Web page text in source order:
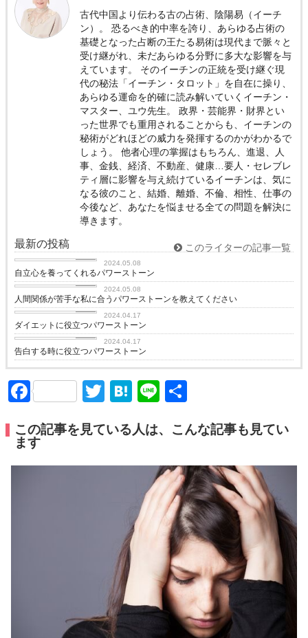
古代中国より伝わる古の占術、陰陽易（イーチ
ン）。 恐るべき的中率を誇り、あらゆる占術の
基礎となった占断の王たる易術は現代まで脈々と
受け継がれ、未だあらゆる分野に多大な影響を与
えています。 そのイーチンの正統を受け継ぐ現
代の秘法「イーチン・タロット」を自在に操り、
あらゆる運命を的確に読み解いていくイーチン・
マスター、ユウ先生。 政界・芸能界・財界とい
った世界でも重用されることからも、イーチンの
秘術がどれほどの威力を発揮するのかがわかるで
しょう。 他者心理の掌握はもちろん、進退、人
事、金銭、経済、不動産、健康…要人・セレブレ
ティ層に影響を与え続けているイーチンは、気に
なる彼のこと、結婚、離婚、不倫、相性、仕事の
今後など、あなたを悩ませる全ての問題を解決に
導きます。
最新の投稿 このライターの記事一覧
2024.05.08
自立心を養ってくれるパワーストーン
love
2024.05.08
人間関係が苦手な私に合うパワーストーンを教えてください
love
2024.04.17
ダイエットに役立つパワーストーン
love
2024.04.17
告白する時に役立つパワーストーン
FacebookTwitter
Hatena
Line
この記事を見ている人は、こんな記事も見てい
ます